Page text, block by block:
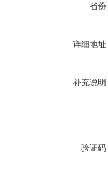
省份
详细地址
补充说明
验证码